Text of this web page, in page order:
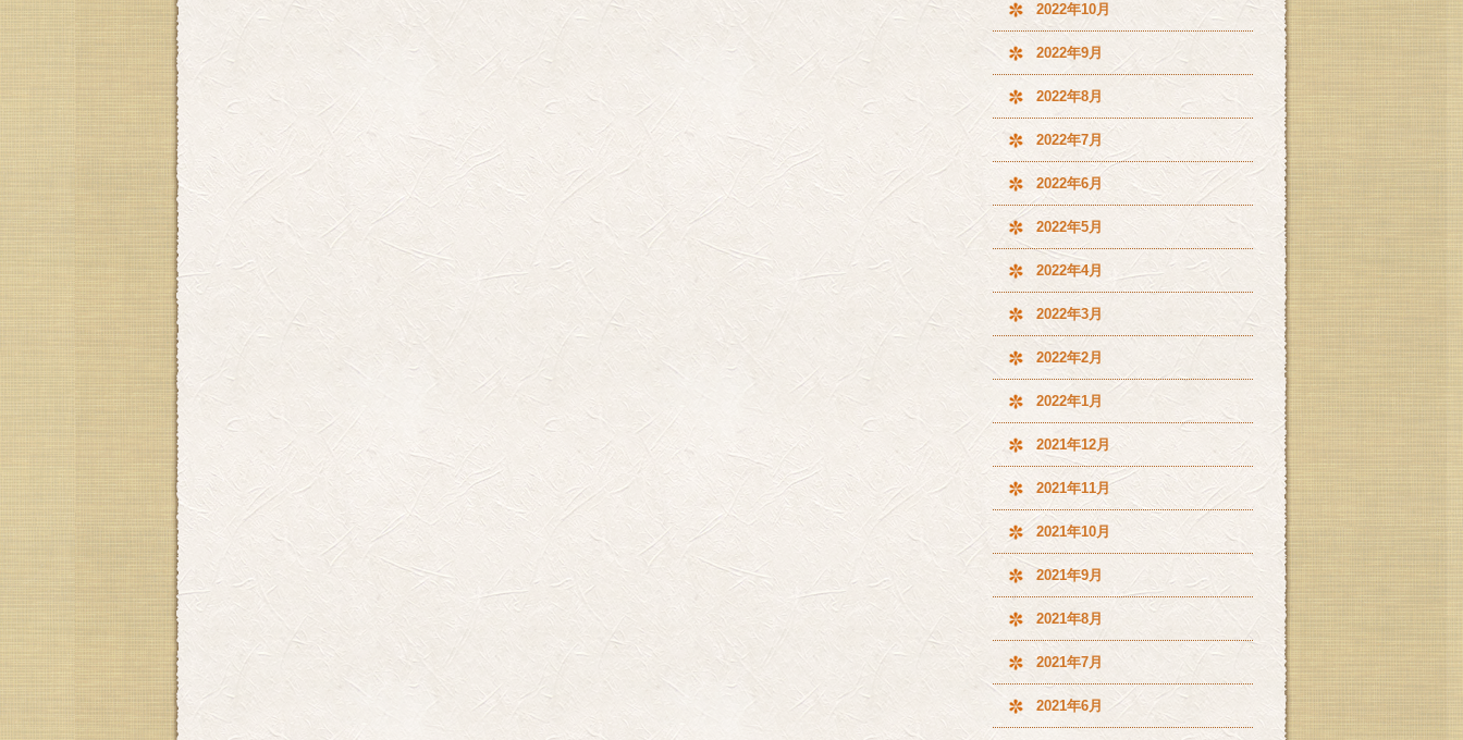
2022年10月
2022年9月
2022年8月
2022年7月
2022年6月
2022年5月
2022年4月
2022年3月
2022年2月
2022年1月
2021年12月
2021年11月
2021年10月
2021年9月
2021年8月
2021年7月
2021年6月